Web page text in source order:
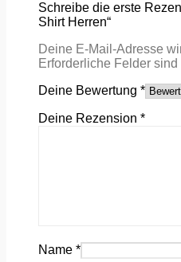
Schreibe die erste
Shirt Herren“
Deine E-Mail-Adresse
Erforderliche Felder sind
Deine Bewertung *
Deine Rezension *
Name *